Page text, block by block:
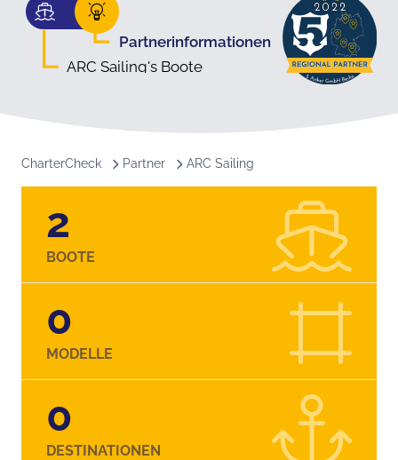
Partnerinformationen
ARC Sailing's Boote
CharterCheck Partner ARC Sailing
2
BOOTE
0
MODELLE
0
DESTINATIONEN